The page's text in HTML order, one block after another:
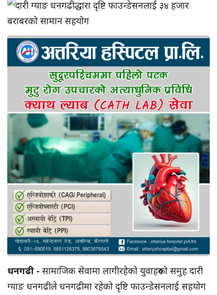
धनगढी - सामाजिक सेवामा लागीरहेको युवाहरुको समुह दारी
ग्याङ धनगढीले धनगढीमा रहेको दृष्टि फाउन्डेसनलाई सहयोग